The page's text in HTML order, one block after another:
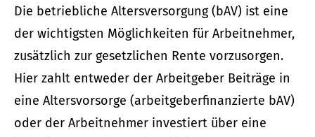
Die betriebliche Altersversorgung (bAV) ist eine
der wichtigsten Möglichkeiten für Arbeitnehmer,
zusätzlich zur gesetzlichen Rente vorzusorgen.
Hier zahlt entweder der Arbeitgeber Beiträge in
eine Alters­vorsorge (arbeitgeberfinanzierte bAV)
oder der Arbeitnehmer investiert über eine